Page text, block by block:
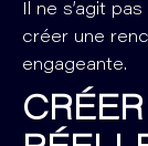
Il ne s’agit
créer une
engageante.